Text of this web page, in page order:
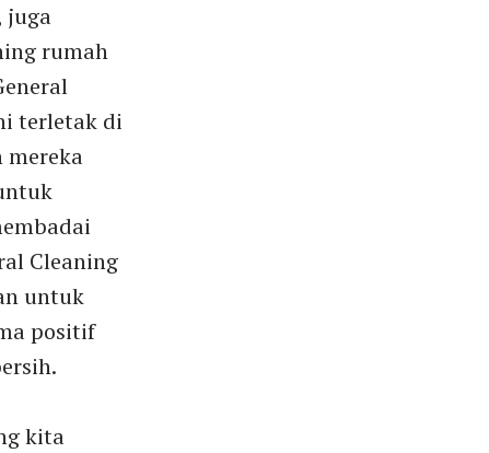
juga
rumah
terletak di
mereka
Cleaning
untuk
positif
kita